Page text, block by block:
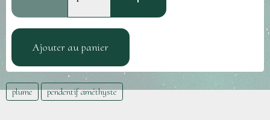
Ajouter au panier
plume pendentif améthyste